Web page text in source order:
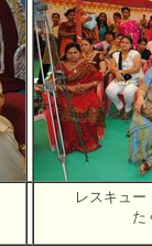
レスキュー
た